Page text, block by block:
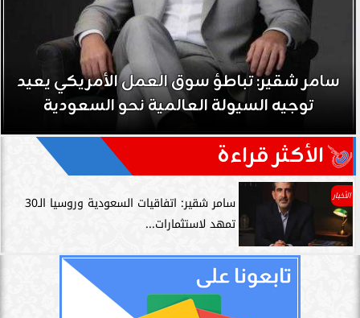
سامر شقير: تباطؤ سوق العمل الأمريكي يعيد
توجيه السيولة العالمية نحو السعودية
الأكثر قراءة
الأخبار
سامر شقير: اتفاقيات السعودية وروسيا الـ30
تمهد لاستثمارات...